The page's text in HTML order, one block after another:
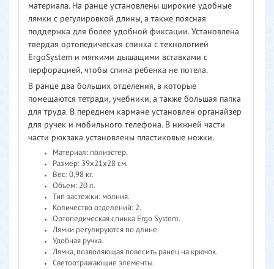
материала. На ранце установлены широкие удобные
лямки с регулировкой длины, а также поясная
поддержка для более удобной фиксации. Установлена
твердая ортопедическая спинка с технологией
ErgoSystem и мягкими дышащими вставками с
перфорацией, чтобы спина ребенка не потела.
В ранце два больших отделения, в которые
помещаются тетради, учебники, а также большая папка
для труда. В переднем кармане установлен органайзер
для ручек и мобильного телефона. В нижней части
части рюкзака установлены пластиковые ножки.
Материал: полиэстер.
Размер: 39x21x28 см.
Вес: 0,98 кг.
Объем: 20 л.
Тип застежки: молния.
Количество отделений: 2.
Ортопедическая спинка Ergo System.
Лямки регулируются по длине.
Удобная ручка.
Лямка, позволяющая повесить ранец на крючок.
Светоотражающие элементы.